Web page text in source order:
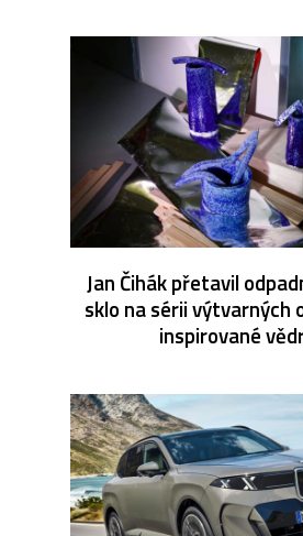
Jan Čihák přetavil
sklo na sérii výtvarných
inspirované